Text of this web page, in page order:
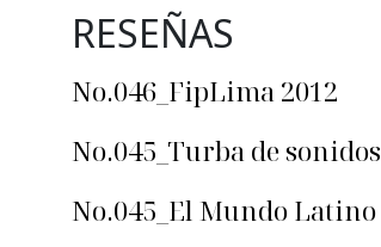
RESEÑAS
No.046_FipLima 2012
No.045_Turba de sonidos
No.045_El Mundo Latino